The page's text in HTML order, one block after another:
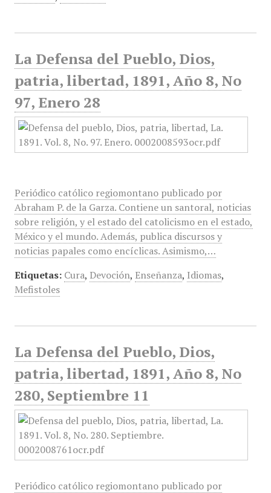
La Defensa del Pueblo, Dios,
patria, libertad, 1891, Año 8, No
97, Enero 28
Periódico católico regiomontano publicado por
Abraham P. de la Garza. Contiene un santoral, noticias
sobre religión, y el estado del catolicismo en el estado,
México y el mundo. Además, publica discursos y
noticias papales como encíclicas. Asimismo,…
Etiquetas: Cura, Devoción, Enseñanza, Idiomas,
Mefistoles
La Defensa del Pueblo, Dios,
patria, libertad, 1891, Año 8, No
280, Septiembre 11
Periódico católico regiomontano publicado por